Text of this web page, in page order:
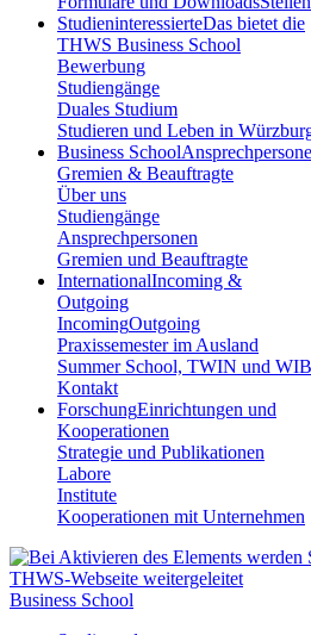
StudieninteressierteDas bietet die
THWS Business School
Bewerbung
Studiengänge
Duales Studium
Studieren und Leben in
Business School
Gremien & Beauftragte
Über uns
Studiengänge
Ansprechpersonen
Gremien und Beauftragte
InternationalIncoming &
Outgoing
IncomingOutgoing
Praxissemester im Ausland
Summer School, TWIN und
Kontakt
ForschungEinrichtungen und
Kooperationen
Strategie und Publikationen
Labore
Institute
Kooperationen mit Unternehmen
Business School